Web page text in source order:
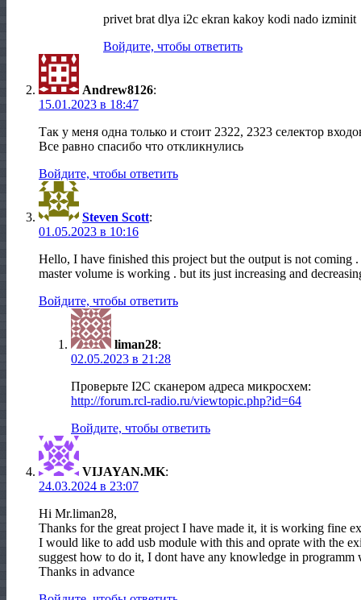
privet brat dlya i2c ekran kakoy kodi nado izminit
Войдите, чтобы ответить
Andrew8126:
15.01.2023 в 18:47
Так у меня одна только и стоит 2322, 2323 селектор
Все равно спасибо что откликнулись
Войдите, чтобы ответить
Steven Scott:
01.05.2023 в 10:16
Hello, I have finished this project but the output is not coming
master volume is working . but its just increasing and
Войдите, чтобы ответить
liman28:
02.05.2023 в 21:28
Проверьте I2C сканером адреса микросхем:
http://forum.rcl-radio.ru/viewtopic.php?id=64
Войдите, чтобы ответить
VIJAYAN.MK:
24.03.2024 в 23:07
Hi Mr.liman28,
Thanks for the great project I have made it, it is working fine
I would like to add usb module with this and oprate with the
suggest how to do it, I dont have any knowledge in programm
Thanks in advance